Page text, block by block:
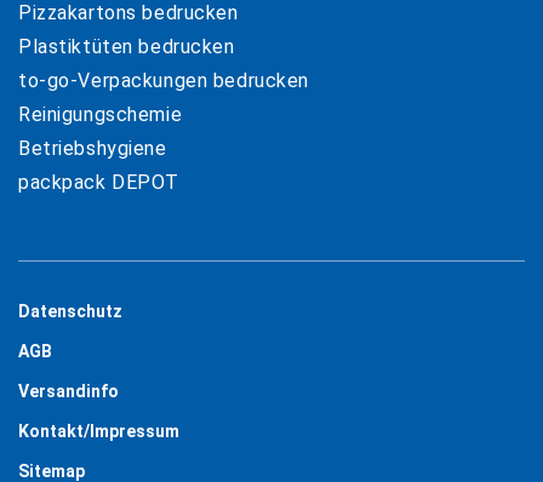
Pizzakartons bedrucken
Plastiktüten bedrucken
to-go-Verpackungen bedrucken
Reinigungschemie
Betriebshygiene
packpack DEPOT
Datenschutz
AGB
Versandinfo
Kontakt/Impressum
Sitemap